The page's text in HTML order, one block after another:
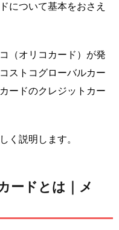
について基本をおさえ
（オリコカード）が発
ストコグローバルカー
ードのクレジットカー
く説明します。
ードとは｜メ